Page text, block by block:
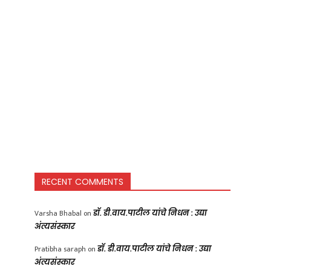
RECENT COMMENTS
Varsha Bhabal on डॉ. डी.वाय.पाटील यांचे निधन : उद्या
अंत्यसंस्कार
Pratibha saraph on डॉ. डी.वाय.पाटील यांचे निधन : उद्या
अंत्यसंस्कार